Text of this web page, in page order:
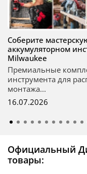
Соберите
аккумуляторном
Milwaukee
Премиальные
инструмента для
монтажа...
16.07.2026
Официальный
товары: